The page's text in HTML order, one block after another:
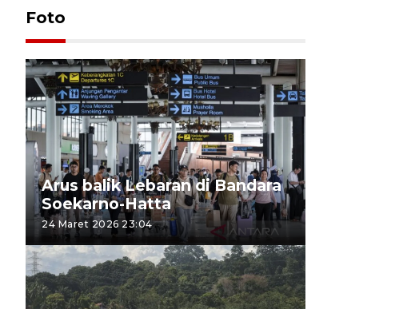
Foto
Arus balik Lebaran di Bandara
Soekarno-Hatta
24 Maret 2026 23:04